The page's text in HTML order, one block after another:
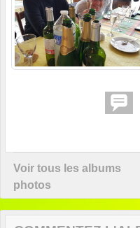
Voir tous les albums
photos